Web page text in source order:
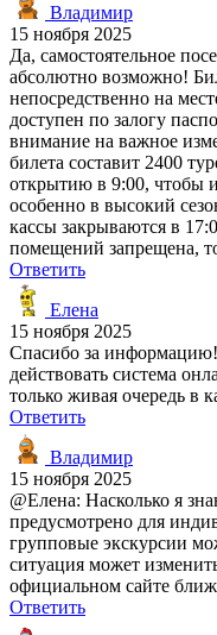
Владимир
15 ноября 2025
Да, самостоятельное
абсолютно возможно!
непосредственно на
доступен по залогу
внимание на важное
билета составит 2400
открытию в 9:00, чтобы
особенно в высокий
кассы закрываются в
помещений запрещена,
Ответить
Елена
15 ноября 2025
Спасибо за
действовать система
только живая очередь в
Ответить
Владимир
15 ноября 2025
@Елена: Насколько я
предусмотрено для
групповые экскурсии
ситуация может
официальном сайте
Ответить